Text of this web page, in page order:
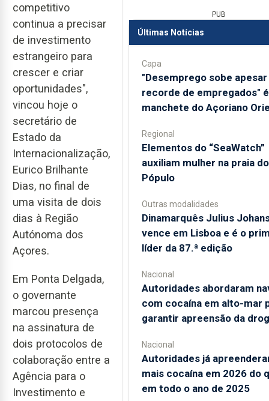
competitivo
continua a precisar
de investimento
estrangeiro para
crescer e criar
oportunidades",
vincou hoje o
secretário de
Estado da
Internacionalização,
Eurico Brilhante
Dias, no final de
uma visita de dois
dias à Região
Autónoma dos
Açores.
Em Ponta Delgada,
o governante
marcou presença
na assinatura de
dois protocolos de
colaboração entre a
Agência para o
Investimento e
PUB
Últimas Notícias
Capa
"Desemprego sobe apesar
recorde de empregados"
manchete do Açoriano
Regional
​Elementos do “SeaWatch”
auxiliam mulher na praia do
Pópulo
Outras modalidades
Dinamarquês Julius
vence em Lisboa e é o
líder da 87.ª edição
Nacional
Autoridades abordaram
com cocaína em alto-mar
garantir apreensão da
Nacional
Autoridades já
mais cocaína em 2026 do
em todo o ano de 2025